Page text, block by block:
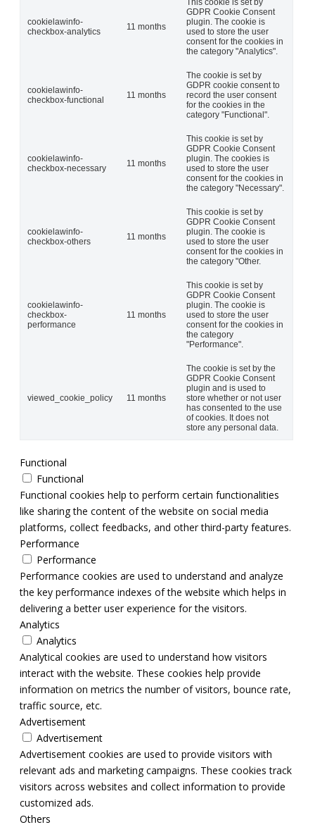
cookielawinfo-
checkbox-analytics
11 months
GDPR Cookie Consent
plugin. The cookie is
used to store the user
consent for the cookies in
the category "Analytics".
cookielawinfo-
checkbox-functional
11 months
The cookie is set by
GDPR cookie consent to
record the user consent
for the cookies in the
category "Functional".
cookielawinfo-
checkbox-necessary
11 months
This cookie is set by
GDPR Cookie Consent
plugin. The cookies is
used to store the user
consent for the cookies in
the category "Necessary".
cookielawinfo-
checkbox-others
11 months
This cookie is set by
GDPR Cookie Consent
plugin. The cookie is
used to store the user
consent for the cookies in
the category "Other.
cookielawinfo-
checkbox-
performance
11 months
This cookie is set by
GDPR Cookie Consent
plugin. The cookie is
used to store the user
consent for the cookies in
the category
"Performance".
viewed_cookie_policy 11 months
The cookie is set by the
GDPR Cookie Consent
plugin and is used to
store whether or not user
has consented to the use
of cookies. It does not
store any personal data.
Functional
Functional
Functional cookies help to perform certain functionalities
like sharing the content of the website on social media
platforms, collect feedbacks, and other third-party features.
Performance
Performance
Performance cookies are used to understand and analyze
the key performance indexes of the website which helps in
delivering a better user experience for the visitors.
Analytics
Analytics
Analytical cookies are used to understand how visitors
interact with the website. These cookies help provide
information on metrics the number of visitors, bounce rate,
traffic source, etc.
Advertisement
Advertisement
Advertisement cookies are used to provide visitors with
relevant ads and marketing campaigns. These cookies track
visitors across websites and collect information to provide
customized ads.
Others